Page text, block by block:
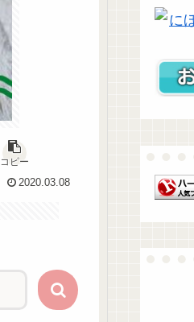
コピー
2020.03.08